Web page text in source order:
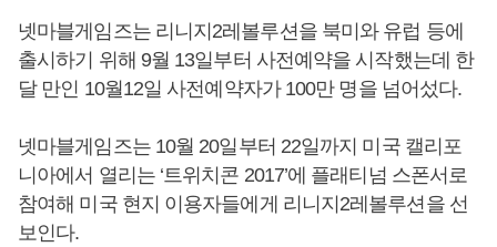
넷마블게임즈는 리니지2레볼루션을 북미와 유럽 등에
출시하기 위해 9월 13일부터 사전예약을 시작했는데 한
달 만인 10월12일 사전예약자가 100만 명을 넘어섰다.
넷마블게임즈는 10월 20일부터 22일까지 미국 캘리포
니아에서 열리는 ‘트위치콘 2017’에 플래티넘 스폰서로
참여해 미국 현지 이용자들에게 리니지2레볼루션을 선
보인다.